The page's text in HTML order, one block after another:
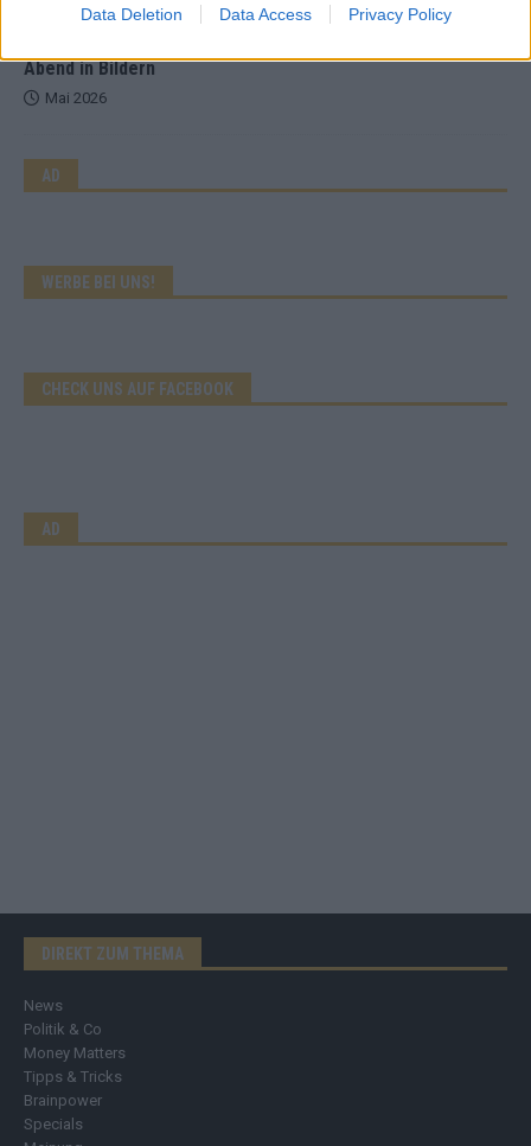
Data Deletion Data Access Privacy Policy
Abend in Bildern
Mai 2026
AD
WERBE BEI UNS!
CHECK UNS AUF FACEBOOK
AD
DIREKT ZUM THEMA
News
Politik & Co
Money Matters
Tipps & Tricks
Brainpower
Specials